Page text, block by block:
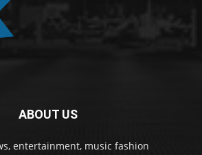
ABOUT US
entertainment, music fashion